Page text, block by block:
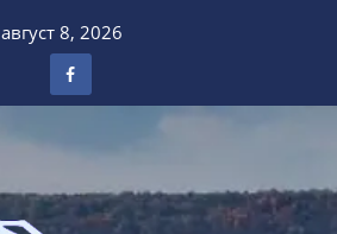
август 8, 2026